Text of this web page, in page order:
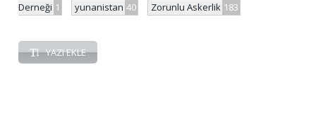
Derneği 1 yunanistan 40 Zorunlu Askerlik 183
YAZI EKLE